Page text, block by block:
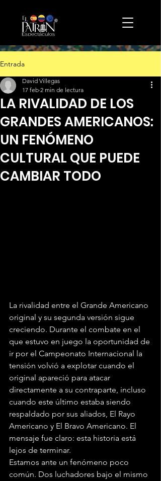
Entrada
LA RIVALIDAD DE LOS
GRANDES AMERICANOS:
UN FENÓMENO
CULTURAL QUE PUEDE
CAMBIAR TODO
David Villegas
17 feb 2 min de lectura
La rivalidad entre el Grande Americano
original y su segunda versión sigue
creciendo. Durante el combate en el
que estuvo en juego la oportunidad de
ir por el Campeonato Internacional la
tensión volvió a explotar cuando el
original apareció para atacar
directamente a su contraparte, incluso
cuando este último estaba siendo
respaldado por sus aliados, El Rayo
Americano y El Bravo Americano. El
mensaje fue claro: esta historia está
lejos de terminar.
Estamos ante un fenómeno poco
común. Dos luchadores bajo el mismo